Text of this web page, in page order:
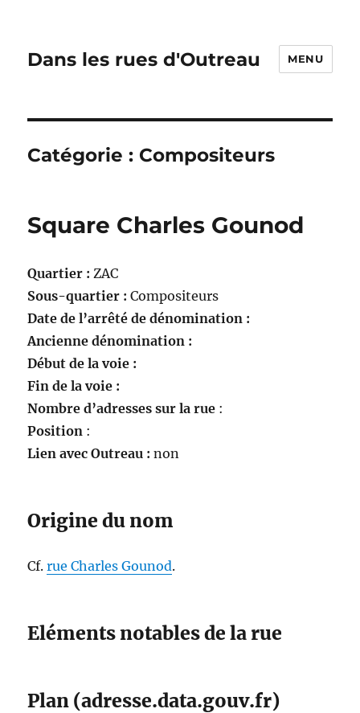
Dans les rues d'Outreau MENU
Catégorie : Compositeurs
Square Charles Gounod
Quartier : ZAC
Sous-quartier : Compositeurs
Date de l’arrêté de dénomination :
Ancienne dénomination :
Début de la voie :
Fin de la voie :
Nombre d’adresses sur la rue :
Position :
Lien avec Outreau : non
Origine du nom
Cf.rue Charles Gounod.
Eléments notables de la rue
Plan (adresse.data.gouv.fr)